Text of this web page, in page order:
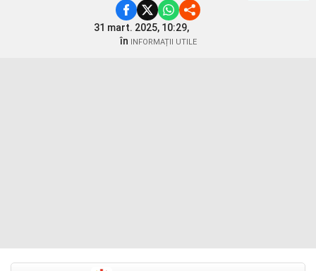
31 mart. 2025, 10:29,
în INFORMAȚII UTILE